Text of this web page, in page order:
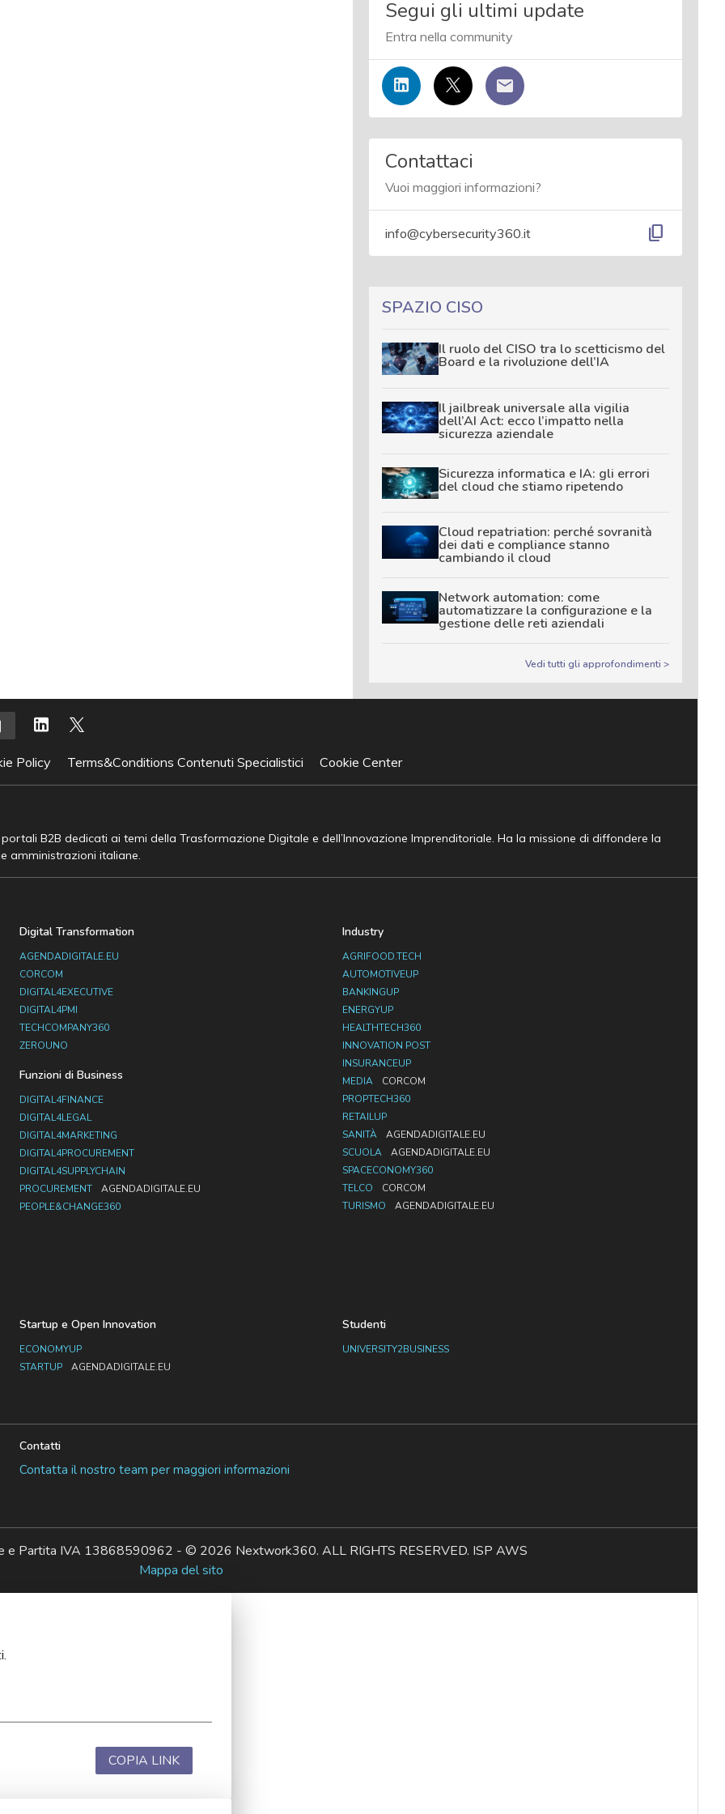
Segui gli ultimi update
Entra nella community
Contattaci
Vuoi maggiori informazioni?
info@cybersecurity360.it content_copy
SPAZIO CISO
Il ruolo del CISO tra lo scetticismo del
Board e la rivoluzione dell’IA
Il jailbreak universale alla vigilia
dell’AI Act: ecco l’impatto nella
sicurezza aziendale
Sicurezza informatica e IA: gli errori
del cloud che stiamo ripetendo
Cloud repatriation: perché sovranità
dei dati e compliance stanno
cambiando il cloud
Network automation: come
automatizzare la configurazione e la
gestione delle reti aziendali
Vedi tutti gli approfondimenti >
Policy Terms&Conditions Contenuti Specialistici Cookie Center
B2B dedicati ai temi della Trasformazione Digitale e dell’Innovazione Imprenditoriale. Ha la missione di diffondere la
amministrazioni italiane.
Digital Transformation
AGENDADIGITALE.EU
CORCOM
DIGITAL4EXECUTIVE
DIGITAL4PMI
TECHCOMPANY360
ZEROUNO
Funzioni di Business
DIGITAL4FINANCE
DIGITAL4LEGAL
DIGITAL4MARKETING
DIGITAL4PROCUREMENT
DIGITAL4SUPPLYCHAIN
PROCUREMENT
AGENDADIGITALE.EU
PEOPLE&CHANGE360
Industry
AGRIFOOD.TECH
AUTOMOTIVEUP
BANKINGUP
ENERGYUP
HEALTHTECH360
INNOVATION POST
INSURANCEUP
MEDIA
CORCOM
PROPTECH360
RETAILUP
SANITÀ
AGENDADIGITALE.EU
SCUOLA
AGENDADIGITALE.EU
SPACECONOMY360
TELCO
CORCOM
TURISMO
AGENDADIGITALE.EU
Startup e Open Innovation
ECONOMYUP
STARTUP
AGENDADIGITALE.EU
Studenti
UNIVERSITY2BUSINESS
Contatti
Contatta il nostro team per maggiori informazioni
e Partita IVA 13868590962 - © 2026 Nextwork360. ALL RIGHTS RESERVED. ISP AWS
Mappa del sito
COPIA LINK